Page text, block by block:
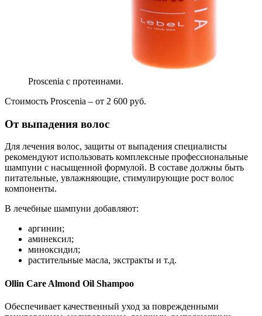
Proscenia с протеинами.
Стоимость Proscenia – от 2 600 руб.
От выпадения волос
Для лечения волос, защиты от выпадения специалисты
рекомендуют использовать комплексные профессиональные
шампуни с насыщенной формулой. В составе должны быть
питательные, увлажняющие, стимулирующие рост волос
компоненты.
В лечебные шампуни добавляют:
аргинин;
аминексил;
миноксидил;
растительные масла, экстракты и т.д.
Ollin Care Almond Oil Shampoo
Обеспечивает качественный уход за поврежденными